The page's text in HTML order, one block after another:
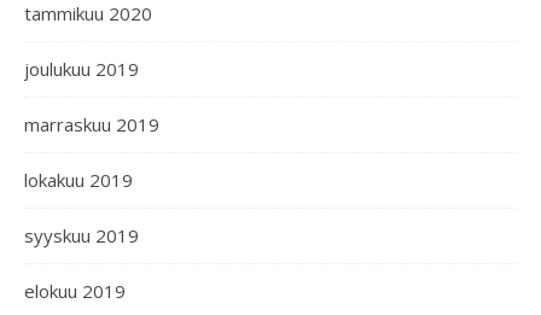
tammikuu 2020
joulukuu 2019
marraskuu 2019
lokakuu 2019
syyskuu 2019
elokuu 2019